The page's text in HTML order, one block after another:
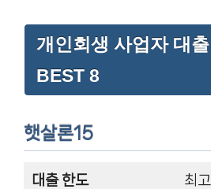
개인회생 사업자 대
BEST 8
햇살론15
대출 한도 최